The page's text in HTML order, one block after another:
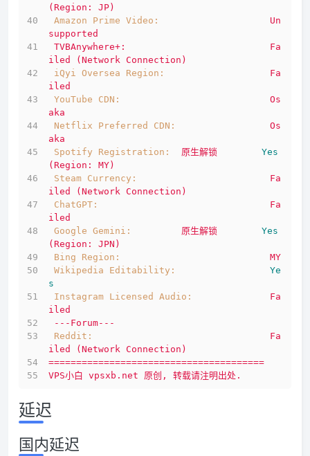
(Region:
JP)
Amazon Prime Video:
Un
supported
TVBAnywhere+:
Fa
iled
(Network Connection)
iQyi Oversea Region:
Fa
iled
YouTube CDN:
Os
aka
Netflix Preferred CDN:
Os
aka
Spotify Registration:
原生解锁
Yes
(Region:
MY)
Steam Currency:
Fa
iled
(Network Connection)
ChatGPT:
Fa
iled
Google Gemini:
原生解锁
Yes
(Region:
JPN)
Bing Region:
MY
Wikipedia Editability:
Ye
s
Instagram Licensed Audio:
Fa
iled
---Forum---
Reddit:
Fa
iled
(Network Connection)
=======================================
VPS小白 vpsxb.net 原创, 转载请注明出处.
延迟
国内延迟